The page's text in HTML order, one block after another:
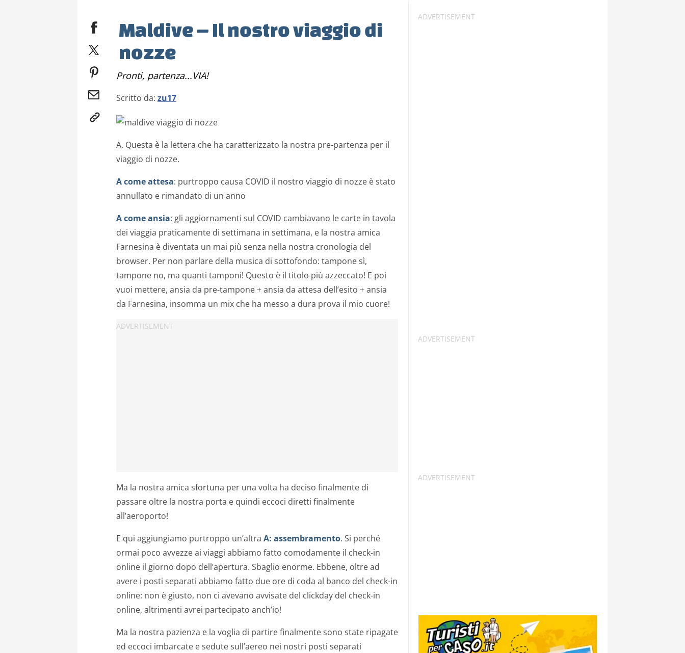
Maldive – Il nostro viaggio di
nozze
Pronti, partenza...VIA!
Scritto da: zu17
A. Questa è la lettera che ha caratterizzato la nostra pre-partenza per il
viaggio di nozze.
A come attesa: purtroppo causa COVID il nostro viaggio di nozze è stato
annullato e rimandato di un anno
A come ansia: gli aggiornamenti sul COVID cambiavano le carte in tavola
dei viaggia praticamente di settimana in settimana, e la nostra amica
Farnesina è diventata un mai più senza nella nostra cronologia del
browser. Per non parlare della musica di sottofondo: tampone sì,
tampone no, ma quanti tamponi! Questo è il titolo più azzeccato! E poi
vuoi mettere, ansia da pre-tampone + ansia da attesa dell’esito + ansia
da Farnesina, insomma un mix che ha messo a dura prova il mio cuore!
Ma la nostra amica sfortuna per una volta ha deciso finalmente di
passare oltre la nostra porta e quindi eccoci diretti finalmente
all’aeroporto!
E qui aggiungiamo purtroppo un’altra A: assembramento. Si perché
ormai poco avvezze ai viaggi abbiamo fatto comodamente il check-in
online il giorno dopo dell’apertura. Sbaglio enorme. Ebbene, oltre ad
avere i posti separati abbiamo fatto due ore di coda al banco del check-in
online: non è giusto, non ci avevano avvisate del clickday del check-in
online, altrimenti avrei partecipato anch’io!
Ma la nostra pazienza e la voglia di partire finalmente sono state ripagate
ed eccoci imbarcate e sedute sull’aereo nei nostri posti separati